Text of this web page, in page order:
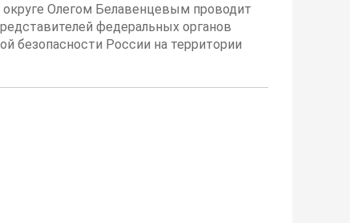
Олегом Белавенцевым проводит
федеральных органов
безопасности России на территории